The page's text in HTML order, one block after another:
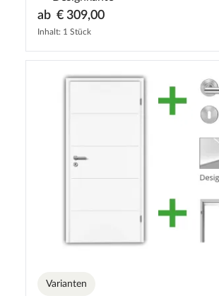
ab € 309,00
Inhalt: 1 Stück
Varianten